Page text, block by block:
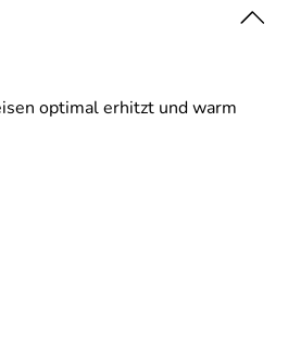
optimal erhitzt und warm